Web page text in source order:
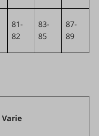
81-
82
83-
85
87-
89
Varie